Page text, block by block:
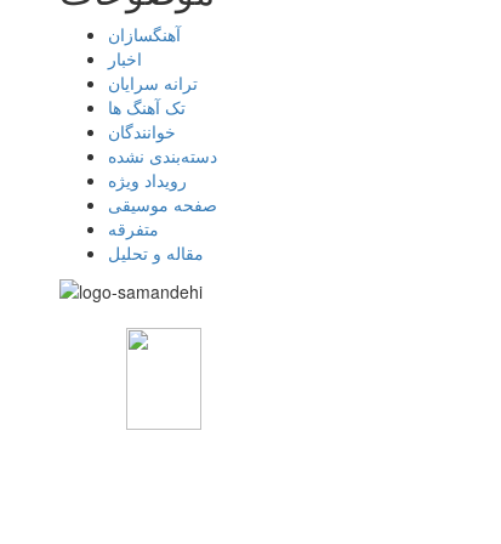
آهنگسازان
اخبار
ترانه سرایان
تک آهنگ ها
خوانندگان
دسته‌بندی نشده
رویداد ویژه
صفحه موسیقی
متفرقه
مقاله و تحلیل